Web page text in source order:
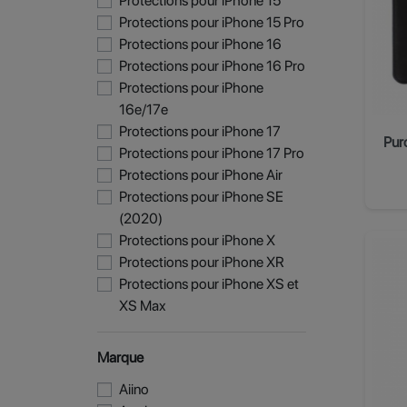
Protections pour iPhone 15 Pro
Protections pour iPhone 16
Protections pour iPhone 16 Pro
Protections pour iPhone
16e/17e
Protections pour iPhone 17
Protections pour iPhone 17 Pro
Protections pour iPhone Air
Protections pour iPhone SE
(2020)
Protections pour iPhone X
Protections pour iPhone XR
Protections pour iPhone XS et
XS Max
Marque
Aiino